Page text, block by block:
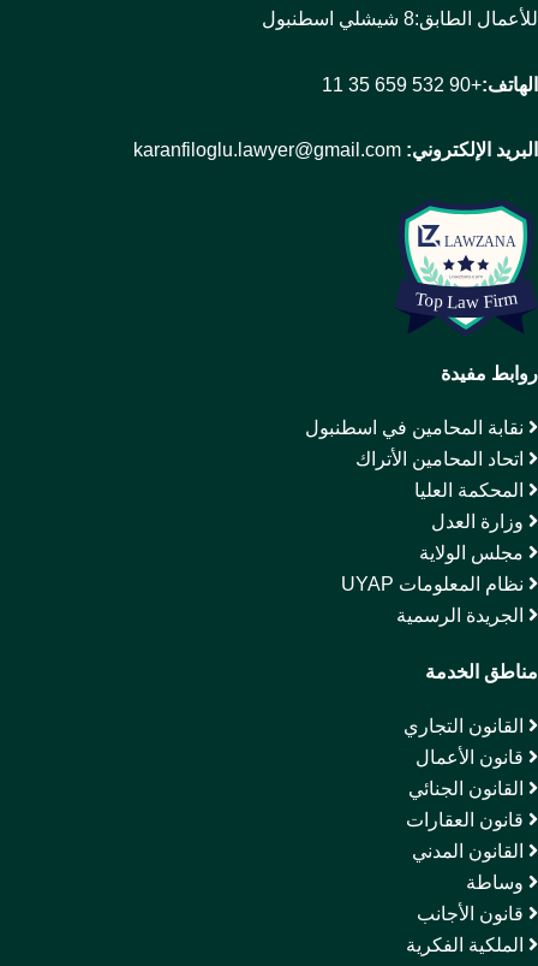
للأعمال الطابق:8 شيشلي اسطنبول
الهاتف:+90 532 659 35 11
البريد الإلكتروني: karanfiloglu.lawyer@gmail.com
روابط مفيدة
نقابة المحامين في اسطنبول
اتحاد المحامين الأتراك
المحكمة العليا
وزارة العدل
مجلس الولاية
نظام المعلومات UYAP
الجريدة الرسمية
مناطق الخدمة
القانون التجاري
قانون الأعمال
القانون الجنائي
قانون العقارات
القانون المدني
وساطة
قانون الأجانب
الملكية الفكرية